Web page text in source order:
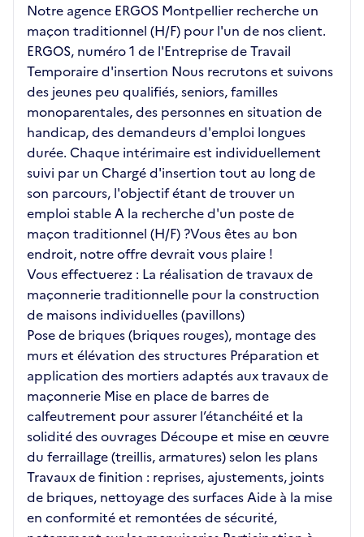
Notre agence ERGOS Montpellier recherche un
maçon traditionnel (H/F) pour l'un de nos client.
ERGOS, numéro 1 de l'Entreprise de Travail
Temporaire d'insertion Nous recrutons et suivons
des jeunes peu qualifiés, seniors, familles
monoparentales, des personnes en situation de
handicap, des demandeurs d'emploi longues
durée. Chaque intérimaire est individuellement
suivi par un Chargé d'insertion tout au long de
son parcours, l'objectif étant de trouver un
emploi stable A la recherche d'un poste de
maçon traditionnel (H/F) ?Vous êtes au bon
endroit, notre offre devrait vous plaire !
Vous effectuerez : La réalisation de travaux de
maçonnerie traditionnelle pour la construction
de maisons individuelles (pavillons)
Pose de briques (briques rouges), montage des
murs et élévation des structures Préparation et
application des mortiers adaptés aux travaux de
maçonnerie Mise en place de barres de
calfeutrement pour assurer l’étanchéité et la
solidité des ouvrages Découpe et mise en œuvre
du ferraillage (treillis, armatures) selon les plans
Travaux de finition : reprises, ajustements, joints
de briques, nettoyage des surfaces Aide à la mise
en conformité et remontées de sécurité,